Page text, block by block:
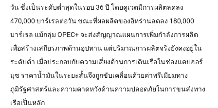
วัน ซึ่งเป็นระดับต่ำสุดในรอบ 36 ปี โดยคูเวตมีการผลิตลดลง
470,000 บาร์เรลต่อวัน ขณะที่ผลผลิตของอิหร่านลดลง 180,000
บาร์เรล แม้กลุ่ม OPEC+ จะส่งสัญญาณแผนการเพิ่มกำลังการผลิต
เพื่อสร้างเสถียรภาพด้านอุปทาน แต่ปริมาณการผลิตจริงยังคงอยู่ใน
ระดับต่ำ เมื่อประกอบกับความเสี่ยงด้านการเดินเรือในช่องแคบฮอร์
มุซ ราคาน้ำมันในระยะสั้นจึงถูกขับเคลื่อนด้วยค่าพรีเมียมทาง
ภูมิรัฐศาสตร์และความคาดหวังด้านความปลอดภัยในการขนส่งทาง
เรือเป็นหลัก